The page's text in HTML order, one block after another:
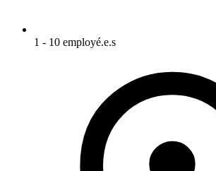
1 - 10 employé.e.s